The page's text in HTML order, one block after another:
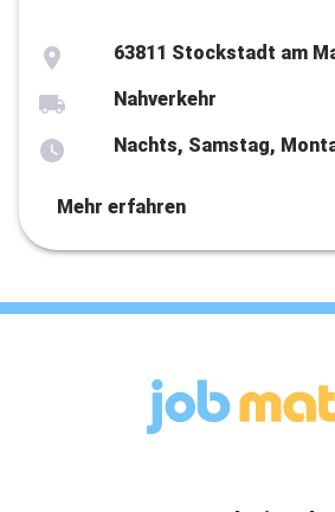
63811 Stockstadt am
Nahverkehr
Nachts, Samstag,
Mehr erfahren